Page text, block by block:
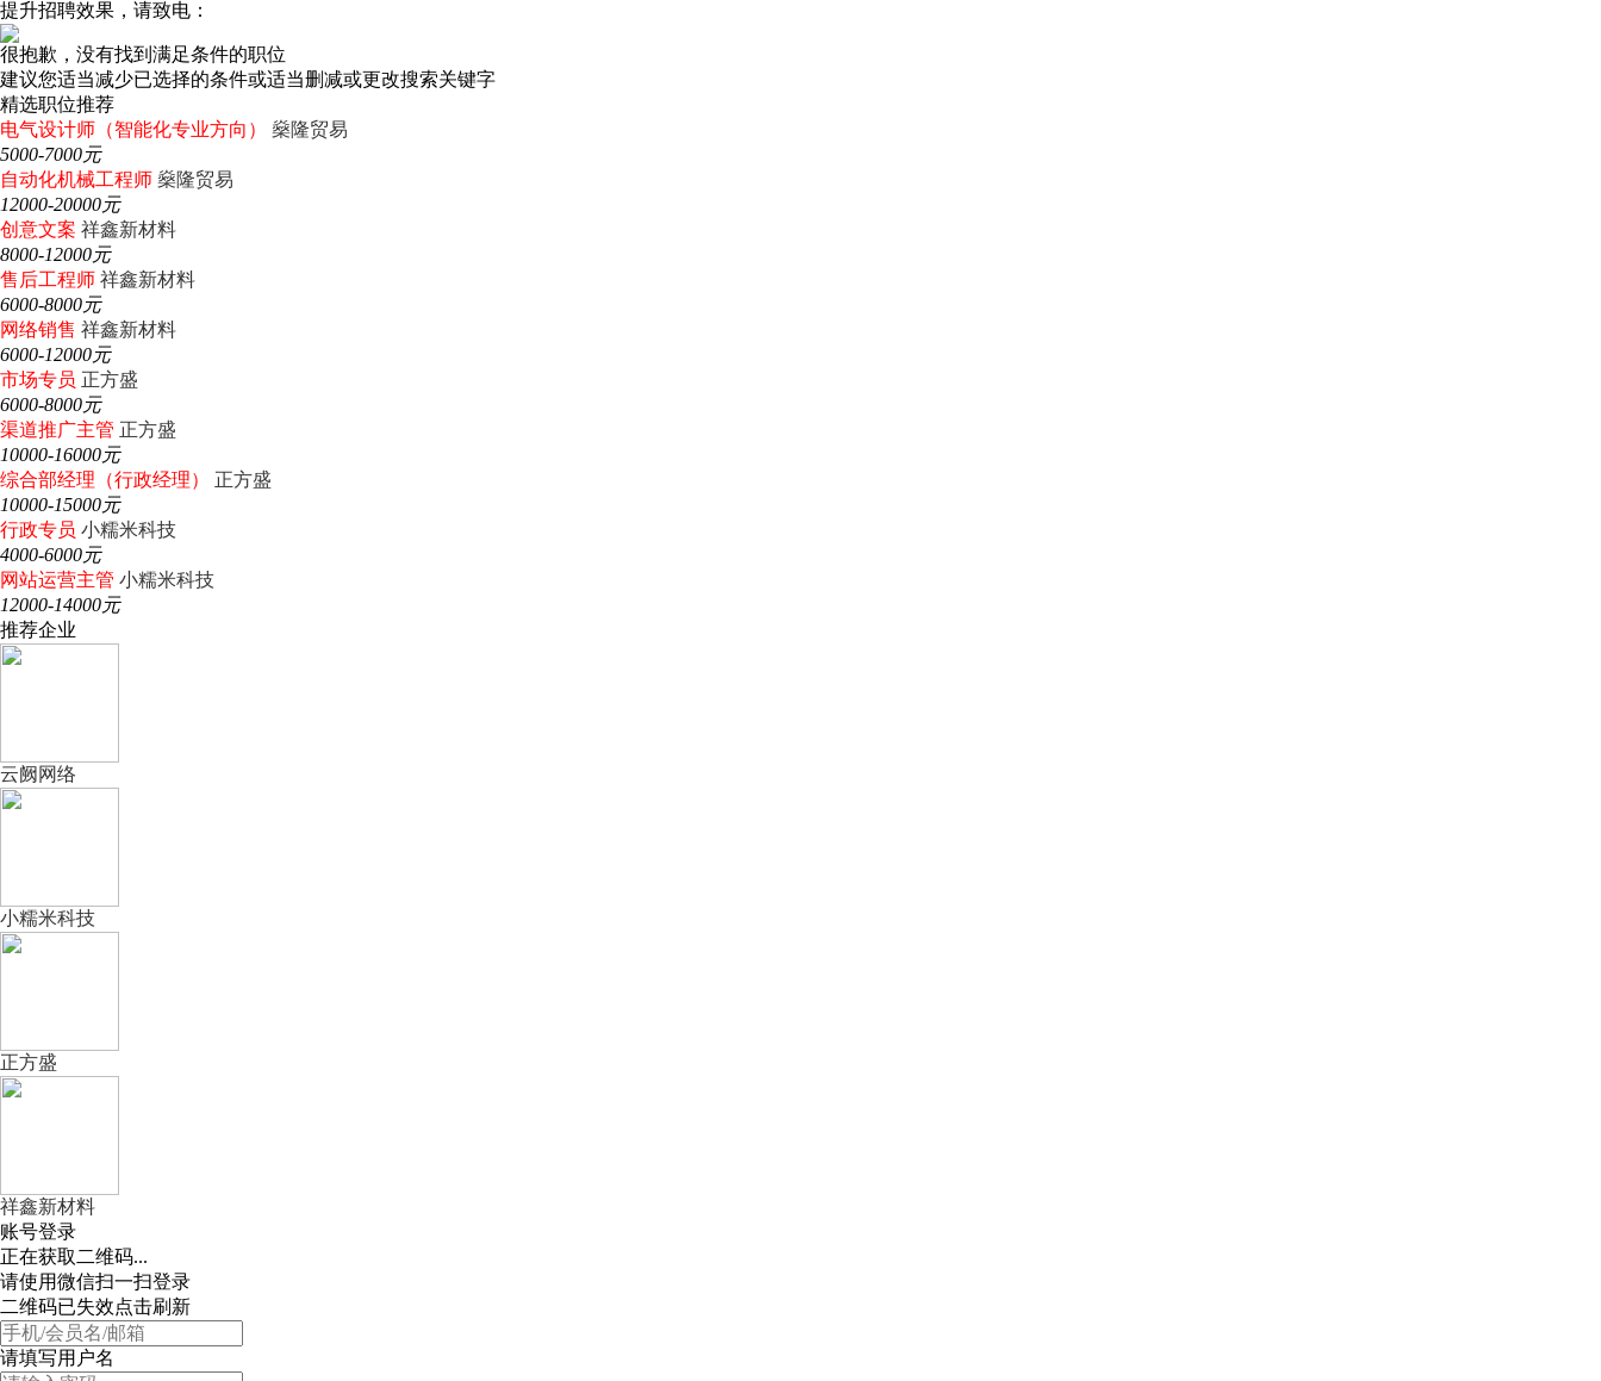
提升招聘效果，请致电：
很抱歉，没有找到满足条件的职位
建议您适当减少已选择的条件或适当删减或更改搜索关键字
精选职位推荐
电气设计师（智能化专业方向）
燊隆贸易
5000-7000元
自动化机械工程师 燊隆贸易
12000-20000元
创意文案 祥鑫新材料
8000-12000元
售后工程师 祥鑫新材料
6000-8000元
网络销售 祥鑫新材料
6000-12000元
市场专员 正方盛
6000-8000元
渠道推广主管 正方盛
10000-16000元
综合部经理（行政经理）
正方盛
10000-15000元
行政专员 小糯米科技
4000-6000元
网站运营主管 小糯米科技
12000-14000元
推荐企业
云阙网络
小糯米科技
正方盛
祥鑫新材料
账号登录
正在获取二维码...
请使用微信扫一扫登录
二维码已失效点击刷新
请填写用户名